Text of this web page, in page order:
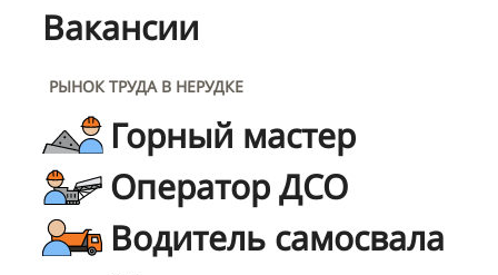
Вакансии
РЫНОК ТРУДА В НЕРУДКЕ
Горный мастер
Оператор ДСО
Водитель самосвала